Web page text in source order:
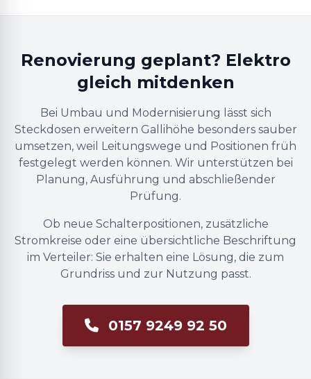
Renovierung geplant? Elektro
gleich mitdenken
Bei Umbau und Modernisierung lässt sich
Steckdosen erweitern Gallihöhe besonders sauber
umsetzen, weil Leitungswege und Positionen früh
festgelegt werden können. Wir unterstützen bei
Planung, Ausführung und abschließender
Prüfung.
Ob neue Schalterpositionen, zusätzliche
Stromkreise oder eine übersichtliche Beschriftung
im Verteiler: Sie erhalten eine Lösung, die zum
Grundriss und zur Nutzung passt.
0157 9249 92 50